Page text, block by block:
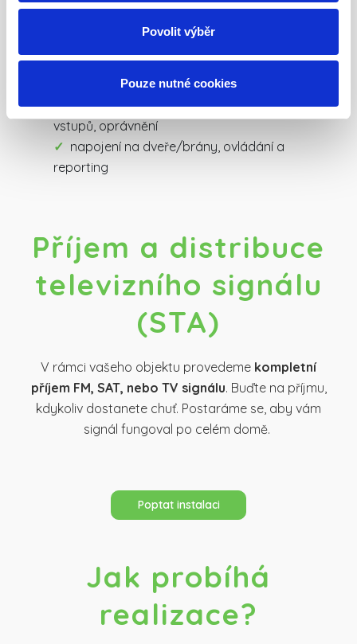
Povolit výběr
Pouze nutné cookies
práce. Jak? Pomocí docházkového systému. Získejte
přehled o příchodech a odchodech a zjednodušte
přístupové systémy (karty/čipy), řízení
vstupů, oprávnění
napojení na dveře/brány, ovládání a
reporting
Příjem a distribuce
televizního signálu
(STA)
V rámci vašeho objektu provedeme kompletní
příjem FM, SAT, nebo TV signálu. Buďte na příjmu,
kdykoliv dostanete chuť. Postaráme se, aby vám
signál fungoval po celém domě.
Poptat instalaci
Jak probíhá
realizace?